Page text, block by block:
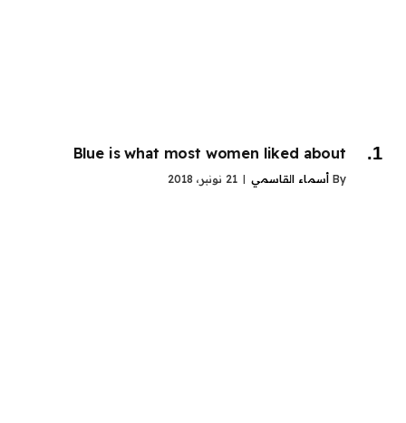
Blue is what most women liked about
By أسماء القاسمي 21 نونبر، 2018